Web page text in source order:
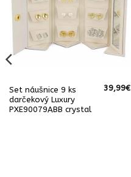
Set náušnice 9 ks
darčekový Luxury
PXE90079ABB crystal
39,99€